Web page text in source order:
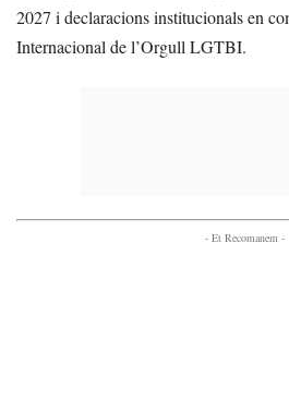
2027 i declaracions institucionals en
Internacional de l’Orgull LGTBI.
- Et Recomanem -